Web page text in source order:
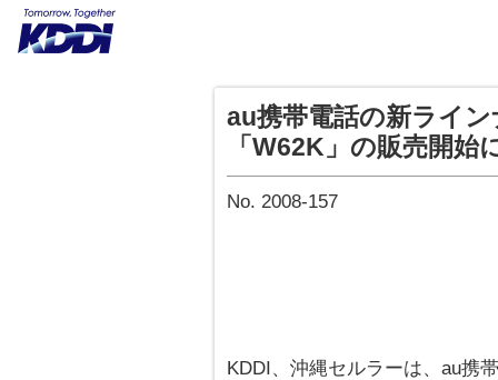
au携帯電話の新ライ
「W62K」の販売開始
No. 2008-157
KDDI、沖縄セルラーは、au携